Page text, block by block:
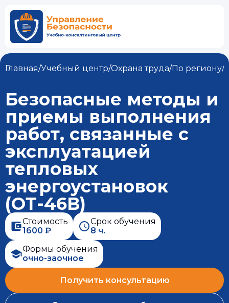
Главная/Учебный центр/Охрана труда/По региону/
Безопасные методы и
приемы выполнения
работ, связанные с
эксплуатацией
тепловых
энергоустановок
(ОТ-46В)
Стоимость
1600 ₽
Срок обучения
8 ч.
Формы обучения
очно-заочное
Получить консультацию